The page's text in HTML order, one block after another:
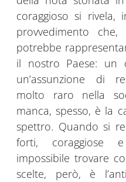
coraggioso si rivela,
provvedimento
potrebbe
il nostro Paese: un
un’assunzione di
molto raro nella
manca, spesso, è la
spettro. Quando si
forti, coraggiose
impossibile trovare
scelte, però, è